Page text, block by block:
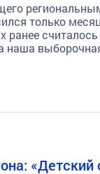
только
ранее
наша
«Детский